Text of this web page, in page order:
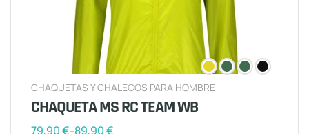
CHAQUETAS Y CHALECOS PARA HOMBRE
CHAQUETA MS RC TEAM WB
79,90€-89,90€